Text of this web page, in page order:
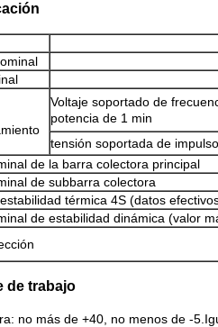
Voltaje soportado de
potencia de 1 min
tensión soportada de
de la barra colectora principal
de subbarra colectora
térmica 4S (datos
de estabilidad dinámica (valor
de trabajo
no más de +40, no menos de -